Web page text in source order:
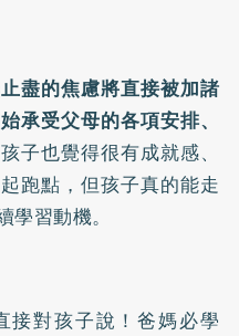
盡的焦慮將直接被加諸
承受父母的各項安排、
子也覺得很有成就感、
跑點，但孩子真的能走
習動機。
接對孩子說！爸媽必學